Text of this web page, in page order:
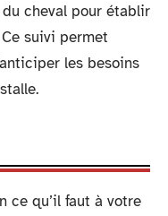
cheval pour établir
suivi permet
les besoins
ce qu’il faut à votre